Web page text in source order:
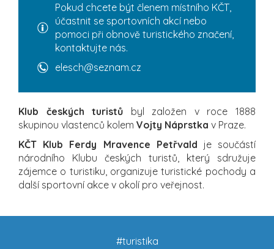
Pokud chcete být členem místního KČT,
účastnit se sportovních akcí nebo
pomoci při obnově turistického značení,
kontaktujte nás.
elesch@seznam.cz
Klub českých turistů byl založen v roce 1888
skupinou vlastenců kolem Vojty Náprstka v Praze.
KČT Klub Ferdy Mravence Petřvald je součástí
národního Klubu českých turistů, který sdružuje
zájemce o turistiku, organizuje turistické pochody a
další sportovní akce v okolí pro veřejnost.
#turistika